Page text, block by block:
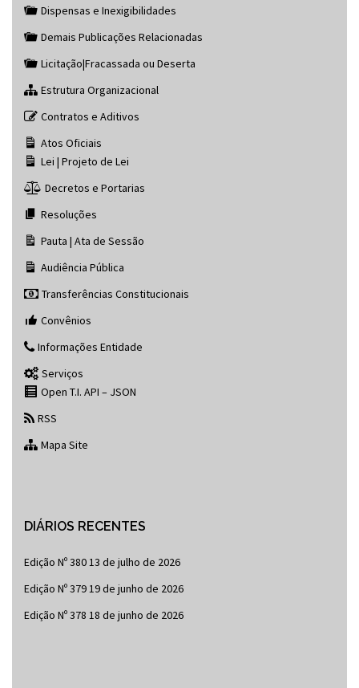
Dispensas e Inexigibilidades
Demais Publicações Relacionadas
Licitação|Fracassada ou Deserta
Estrutura Organizacional
Contratos e Aditivos
Atos Oficiais
Lei | Projeto de Lei
Decretos e Portarias
Resoluções
Pauta | Ata de Sessão
Audiência Pública
Transferências Constitucionais
Convênios
Informações Entidade
Serviços
Open T.I. API – JSON
RSS
Mapa Site
DIÁRIOS RECENTES
Edição Nº 38013 de julho de 2026
Edição Nº 37919 de junho de 2026
Edição Nº 378 18 de junho de 2026